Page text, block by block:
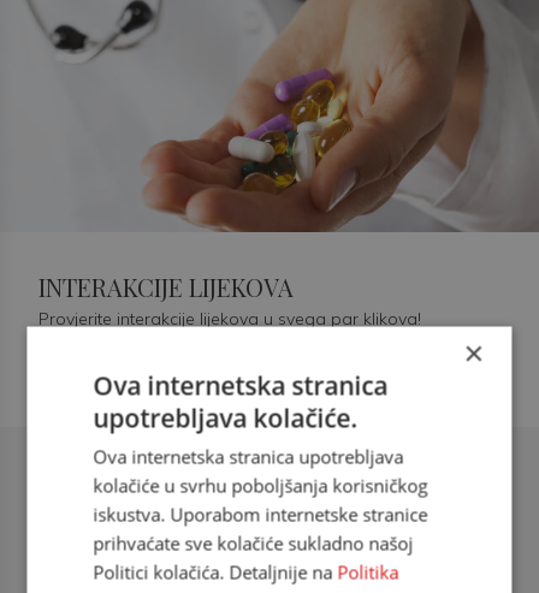
Šećerna bolest tip 2 = kardiovaskularna
doc. dr. sc. Višnja Kokić Maleš,
dr.med., specijalististica
INTERAKCIJE LIJEKOVA
Provjerite interakcije lijekova u svega par klikova!
×
Ova internetska stranica
upotrebljava kolačiće.
Ova internetska stranica upotrebljava
kolačiće u svrhu poboljšanja korisničkog
iskustva. Uporabom internetske stranice
prihvaćate sve kolačiće sukladno našoj
Politici kolačića. Detaljnije na Politika